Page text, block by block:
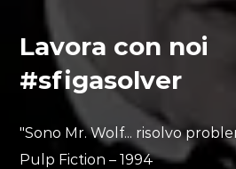
Scope
Lavora con noi
#sfigasolver
"Sono Mr. Wolf... risolvo
Pulp Fiction – 1994